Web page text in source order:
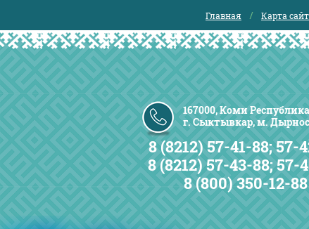
Главная Карта
167000, Коми Республика
г. Сыктывкар, м.
8 (8212) 57-41-88; 57-
8 (8212) 57-43-88; 57-
8 (800) 350-12-88